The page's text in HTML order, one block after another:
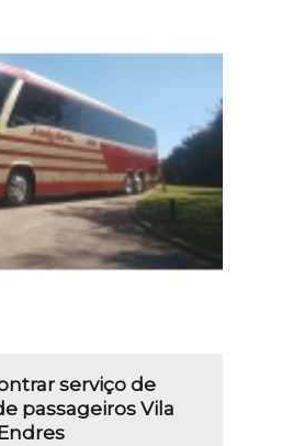
serviço de
passageiros Vila
Endres